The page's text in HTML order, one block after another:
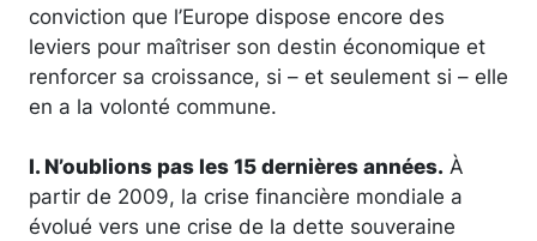
conviction que l’Europe dispose encore des
leviers pour maîtriser son destin économique et
renforcer sa croissance, si – et seulement si – elle
en a la volonté commune.
I. N’oublions pas les 15 dernières années. À
partir de 2009, la crise financière mondiale a
évolué vers une crise de la dette souveraine